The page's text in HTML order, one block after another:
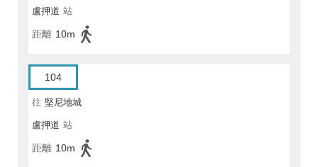
盧押道 站
距離 10m
104
往 堅尼地城
盧押道 站
距離 10m